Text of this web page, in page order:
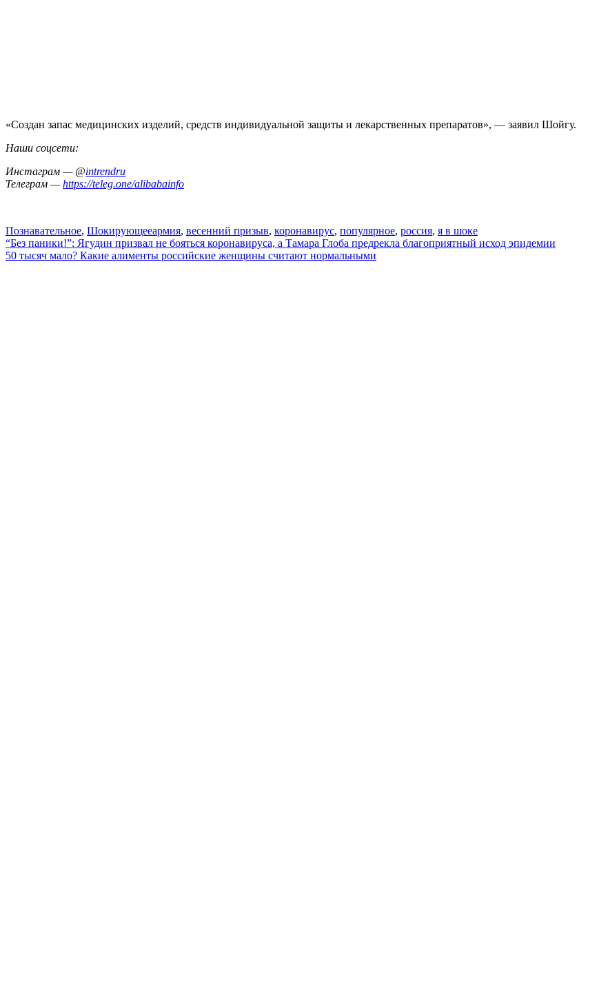
«Создан запас медицинских изделий, средств индивидуальной защиты и лекарственных препаратов», — заявил Шойгу.
Наши соцсети:
Инстаграм — @intrendru
Телеграм —https://teleg.one/alibabainfo
Познавательное, Шокирующееармия, весенний призыв, коронавирус, популярное, россия, я в шоке
Навигация
по
“Без паники!”: Ягудин призвал не бояться коронавируса, а Тамара Глоба предрекла благоприятный исход эпидемии
50 тысяч мало? Какие алименты российские женщины считают нормальными